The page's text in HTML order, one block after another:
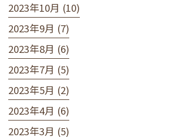
2023年10月 (10)
2023年9月 (7)
2023年8月 (6)
2023年7月 (5)
2023年5月 (2)
2023年4月 (6)
2023年3月 (5)